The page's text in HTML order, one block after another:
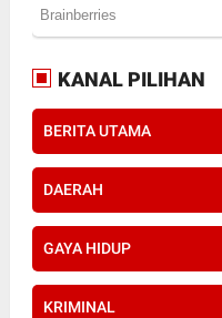
KANAL PILIHAN
BERITA UTAMA
DAERAH
GAYA HIDUP
KRIMINAL